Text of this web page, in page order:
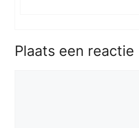
Plaats een reactie